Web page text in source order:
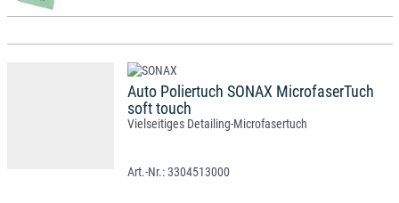
Auto Poliertuch SONAX MicrofaserTuch
soft touch
Vielseitiges Detailing-Microfasertuch
3304513000